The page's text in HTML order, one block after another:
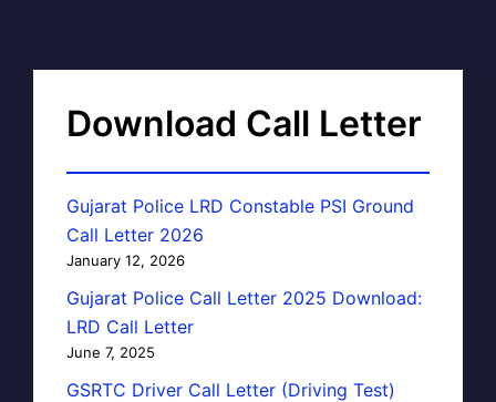
Download Call Letter
Gujarat Police LRD Constable PSI Ground
Call Letter 2026
January 12, 2026
Gujarat Police Call Letter 2025 Download:
LRD Call Letter
June 7, 2025
GSRTC Driver Call Letter (Driving Test)